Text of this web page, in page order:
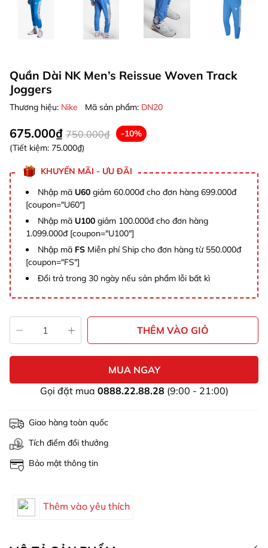
Quần Dài NK Men’s Reissue Woven Track
Joggers
Thương hiệu: Nike Mã sản phẩm: DN20
675.000₫ 750.000₫
-10%
(Tiết kiệm: 75.000₫)
KHUYẾN MÃI - ƯU ĐÃI
Nhập mã U60 giảm 60.000đ cho đơn hàng 699.000đ
[coupon="U60"]
Nhập mã U100 giảm 100.000đ cho đơn hàng
1.099.000đ [coupon="U100"]
Nhập mã FS Miễn phí Ship cho đơn hàng từ 550.000đ
[coupon="FS"]
Đổi trả trong 30 ngày nếu sản phẩm lỗi bất kì
THÊM VÀO GIỎ
MUA NGAY
Gọi đặt mua 0888.22.88.28 (9:00 - 21:00)
Giao hàng toàn quốc
Tích điểm đổi thưởng
Bảo mật thông tin
Thêm vào yêu thích